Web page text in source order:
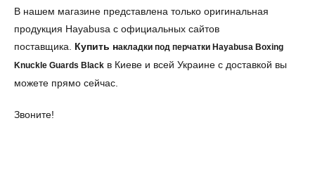
В нашем магазине представлена только оригинальная
продукция Hayabusa с официальных сайтов
поставщика. Купить накладки под перчатки Hayabusa Boxing
Knuckle Guards Black в Киеве и всей Украине с доставкой вы
можете прямо сейчас.
Звоните!